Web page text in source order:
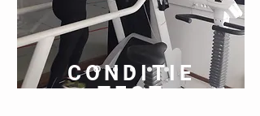
CONDITIE
TEST